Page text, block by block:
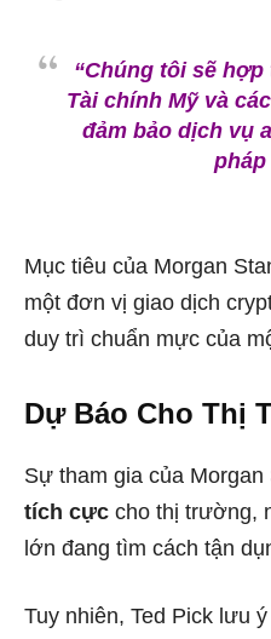
“Chúng tôi sẽ
Tài chính Mỹ và
đảm bảo dịch vụ
pháp
Mục tiêu của Morgan
một đơn vị giao dịch
duy trì chuẩn mực của
Dự Báo Cho Thị
Sự tham gia của
tích cực cho thị trường,
lớn đang tìm cách tận
Tuy nhiên, Ted Pick lưu